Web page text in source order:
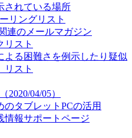
されている場所
リングリスト
連のメールマガジン
リスト
よる困難さを例示したり疑似
リスト
2020/04/05）
のタブレットPCの活用
情報サポートページ